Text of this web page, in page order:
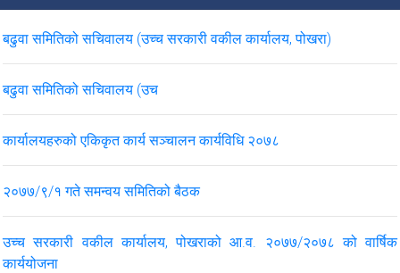
बढुवा समितिको सचिवालय (उच्च सरकारी वकील कार्यालय, पोखरा)
बढुवा समितिको सचिवालय (उच
कार्यालयहरुको एकिकृत कार्य सञ्चालन कार्यविधि २०७८
२०७७/९/१ गते समन्वय समितिको बैठक
उच्च सरकारी वकील कार्यालय, पोखराको आ.व. २०७७/२०७८ को वार्षिक
कार्ययोजना